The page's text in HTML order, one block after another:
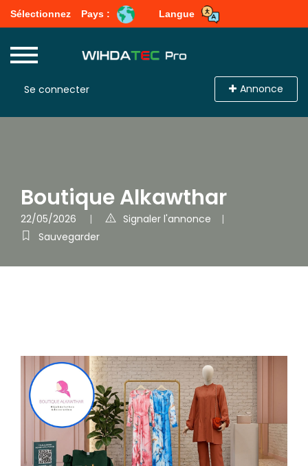
Sélectionnez Pays : Langue
Se connecter Annonce
Boutique Alkawthar
22/05/2026
Signaler l'annonce
Sauvegarder